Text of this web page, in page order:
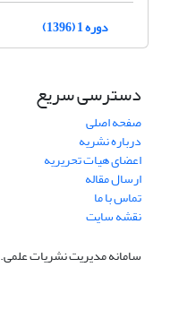
دوره 1 (1396)
دسترسی سریع
صفحه اصلی
درباره نشریه
اعضای هیات تحریریه
ارسال مقاله
تماس با ما
نقشه سایت
سامانه مدیریت نشریات علمی.